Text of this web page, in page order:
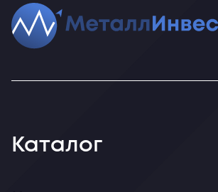
Каталог